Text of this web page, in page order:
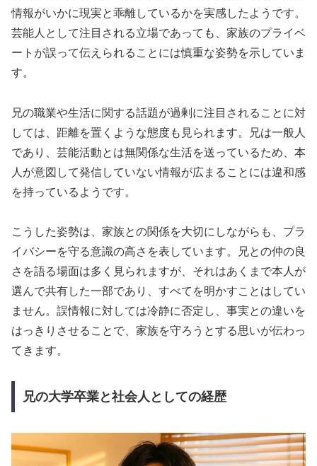
情報がいかに現実と乖離しているかを実感したようです。
芸能人として注目される立場であっても、家族のプライベ
ートが誤って伝えられることには慎重な姿勢を示していま
す。
兄の職業や生活に関する話題が過剰に注目されることに対
しては、距離を置くような態度も見られます。兄は一般人
であり、芸能活動とは無関係な生活を送っているため、本
人が意図して発信していない情報が広まることには違和感
を持っているようです。
こうした姿勢は、家族との関係を大切にしながらも、プラ
イバシーを守る意識の高さを表しています。兄との仲の良
さを語る場面は多く見られますが、それはあくまで本人が
選んで共有した一部であり、すべてを明かすことはしてい
ません。誤情報に対しては冷静に否定し、事実との違いを
はっきりさせることで、家族を守ろうとする思いが伝わっ
てきます。
兄の大学卒業と社会人としての経歴